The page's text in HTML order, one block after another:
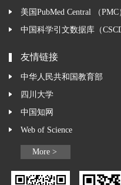
美国PubMed Central （PMC
中国科学引文数据库（
友情链接
中华人民共和国教育部
四川大学
中国知网
Web of Science
More >